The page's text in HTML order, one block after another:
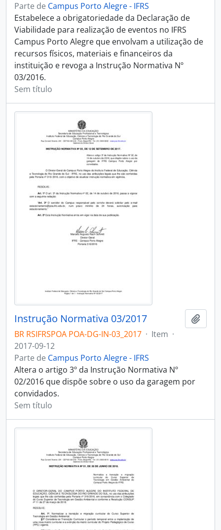
Parte de Campus Porto Alegre - IFRS
Estabelece a obrigatoriedade da Declaração de
Viabilidade para realização de eventos no IFRS
Campus Porto Alegre que envolvam a utilização de
recursos físicos, materiais e financeiros da
instituição e revoga a Instrução Normativa Nº
03/2016.
Sem título
Instrução Normativa 03/2017
BR RSIFRSPOA POA-DG-IN-03_2017 · Item ·
2017-09-12
Parte de Campus Porto Alegre - IFRS
Altera o artigo 3º da Instrução Normativa Nº
02/2016 que dispõe sobre o uso da garagem por
convidados.
Sem título